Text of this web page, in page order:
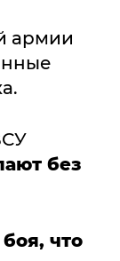
армии
без
что